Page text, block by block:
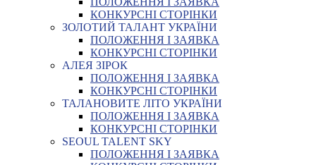
КОНКУРСНІ СТОРІНКИ
ЗОЛОТИЙ ТАЛАНТ УКРАЇНИ
ПОЛОЖЕННЯ І ЗАЯВКА
КОНКУРСНІ СТОРІНКИ
АЛЕЯ ЗІРОК
ПОЛОЖЕННЯ І ЗАЯВКА
КОНКУРСНІ СТОРІНКИ
ТАЛАНОВИТЕ ЛІТО УКРАЇНИ
ПОЛОЖЕННЯ І ЗАЯВКА
КОНКУРСНІ СТОРІНКИ
SEOUL TALENT SKY
ПОЛОЖЕННЯ І ЗАЯВКА